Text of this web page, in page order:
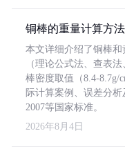
铜棒的重量计算方
本文详细介绍了铜棒
（理论公式法、查表
棒密度取值（8.4-8.7g/
际计算案例、误差分
2007等国家标准。
2026年8月4日